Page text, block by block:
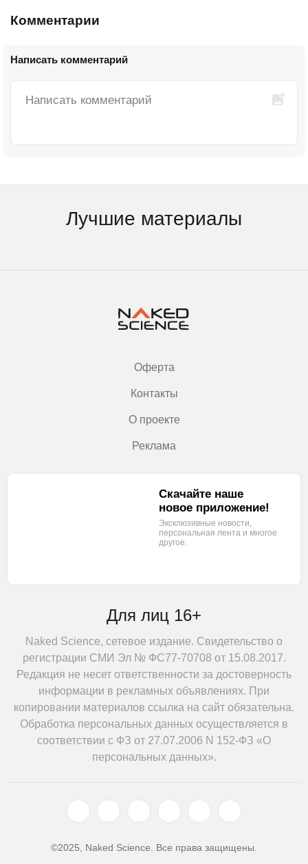
Комментарии
Написать комментарий
Лучшие материалы
Оферта
Контакты
О проекте
Реклама
Для лиц 16+
Naked Science, сетевое издание. Свидетельство о
регистрации СМИ Эл № ФС77-70708 от 15.08.2017.
Редакция не несет ответственности за достоверность
информации в рекламных объявлениях. При
копировании материалов ссылка на сайт обязательна.
Обработка персональных данных осуществляется в
соответствии с ФЗ от 27.07.2006 N 152-ФЗ «О
персональных данных».
Скачайте наше
новое приложение!
Эксклюзивные новости,
персональная лента и многое
другое.
©2025, Naked Science. Все права защищены.